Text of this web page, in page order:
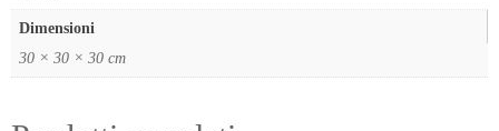
Dimensioni
30 × 30 × 30 cm